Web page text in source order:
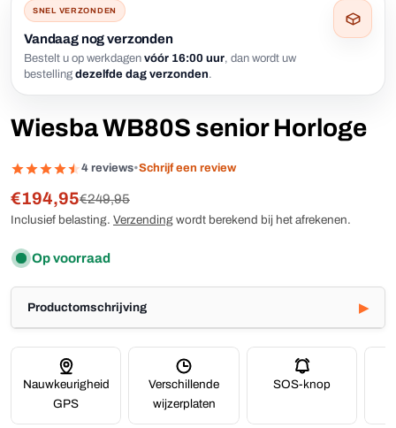
SNEL VERZONDEN
Vandaag nog verzonden
Bestelt u op werkdagen vóór 16:00 uur, dan wordt uw
bestelling dezelfde dag verzonden.
Wiesba WB80S senior Horloge
4 reviews•Schrijf een review
Verkoopprijs
€194,95
Reguliere
prijs
€249,95
Inclusief belasting. Verzending wordt berekend bij het afrekenen.
Op voorraad
Productomschrijving
Nauwkeurigheid
GPS
Verschillende
wijzerplaten
SOS-knop